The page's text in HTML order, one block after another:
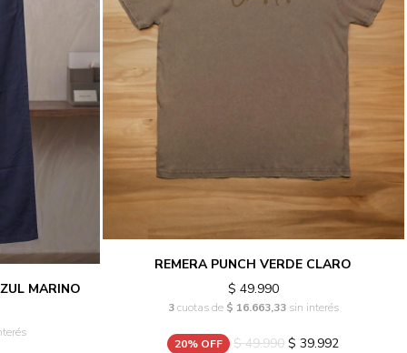
MARINO
REMERA PUNCH VERDE CLARO
$ 49.990
3cuotas de $ 16.663,33 sin interés
20% OFF $ 49.990 $ 39.992